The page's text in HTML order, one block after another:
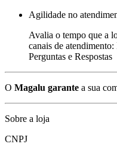
Agilidade no
Avalia o tempo que a
canais de
Perguntas e Respostas
O Magalu garante a sua
Sobre a loja
CNPJ